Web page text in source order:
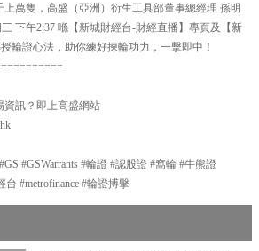
萬隻，高盛（亞洲）衍生工具部董事總經理 孫明
下午2:37 喺【新城財經台-財經直播】專頁及【新
輪證心法，助你練好揀輪功力，一擊即中！
資訊？即上高盛網站
#GSWarrants #輪證 #認股證 #窩輪 #牛熊證
台 #metrofinance #輪證搏擊